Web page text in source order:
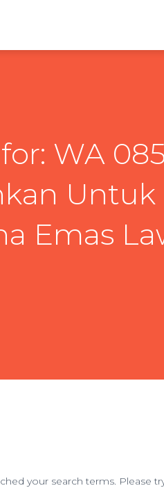
WA
Untuk
Emas
your search terms. Please